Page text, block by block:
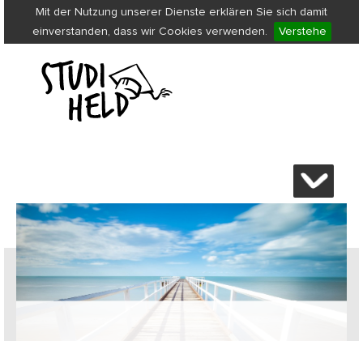
Mit der Nutzung unserer Dienste erklären Sie sich damit
einverstanden, dass wir Cookies verwenden.
Verstehe